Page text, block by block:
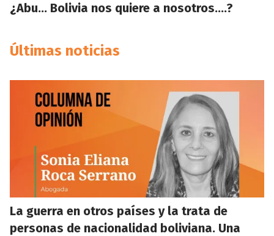
¿Abu… Bolivia nos quiere a nosotros….?
Últimas noticias
La guerra en otros países y la trata de
personas de nacionalidad boliviana. Una